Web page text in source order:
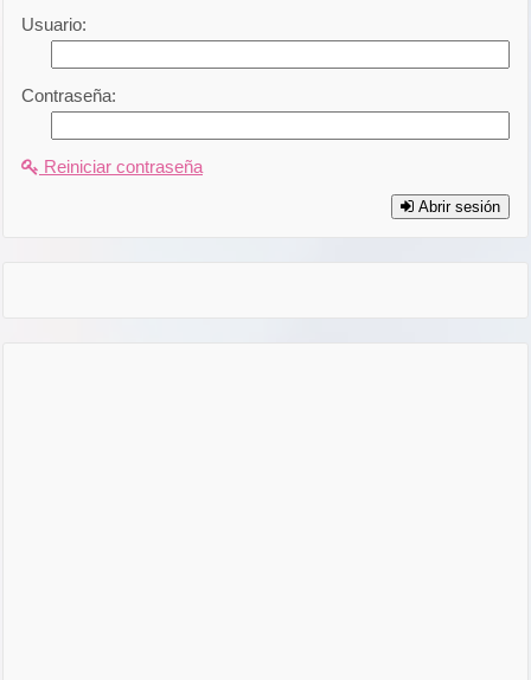
Usuario:
Contraseña:
Reiniciar contraseña
Abrir sesión